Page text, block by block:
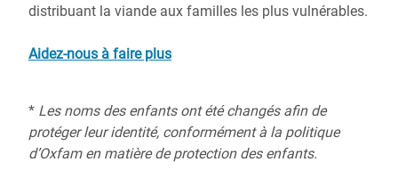
distribuant la viande aux familles les plus vulnérables.
Aidez-nous à faire plus
* Les noms des enfants ont été changés afin de
protéger leur identité, conformément à la politique
d’Oxfam en matière de protection des enfants.